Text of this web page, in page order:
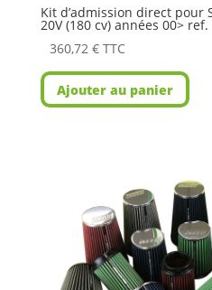
Kit d’admission direct pour
20V (180 cv) années 00> ref.
360,72 € TTC
Ajouter au panier